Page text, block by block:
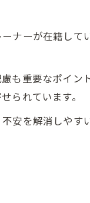
ナーが在籍して
も重要なポイン
られています。
安を解消しやす